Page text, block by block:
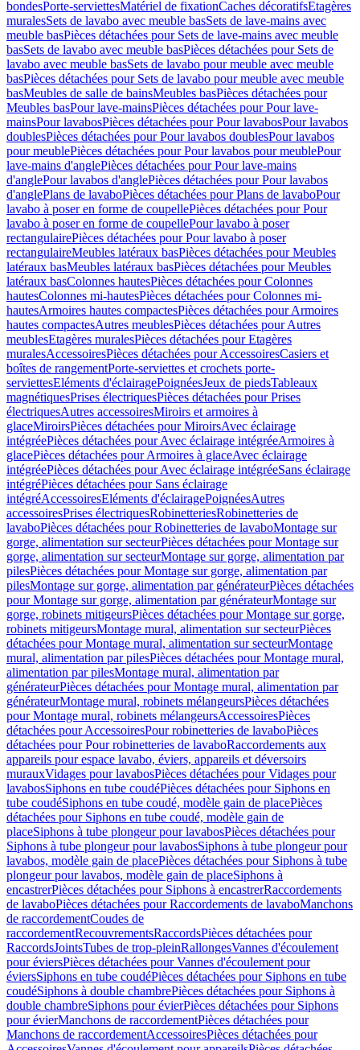
bondesPorte-serviettesMatériel de fixationCaches décoratifsEtagères
muralesSets de lavabo avec meuble basSets de lave-mains avec
meuble basPièces détachées pour Sets de lave-mains avec meuble
basSets de lavabo avec meuble basPièces détachées pour Sets de
lavabo avec meuble basSets de lavabo pour meuble avec meuble
basPièces détachées pour Sets de lavabo pour meuble avec meuble
basMeubles de salle de bainsMeubles basPièces détachées pour
Meubles basPour lave-mainsPièces détachées pour Pour lave-
mainsPour lavabosPièces détachées pour Pour lavabosPour lavabos
doublesPièces détachées pour Pour lavabos doublesPour lavabos
pour meublePièces détachées pour Pour lavabos pour meublePour
lave-mains d'anglePièces détachées pour Pour lave-mains
d'anglePour lavabos d'anglePièces détachées pour Pour lavabos
d'anglePlans de lavaboPièces détachées pour Plans de lavaboPour
lavabo à poser en forme de coupellePièces détachées pour Pour
lavabo à poser en forme de coupellePour lavabo à poser
rectangulairePièces détachées pour Pour lavabo à poser
rectangulaireMeubles latéraux basPièces détachées pour Meubles
latéraux basMeubles latéraux basPièces détachées pour Meubles
latéraux basColonnes hautesPièces détachées pour Colonnes
hautesColonnes mi-hautesPièces détachées pour Colonnes mi-
hautesArmoires hautes compactesPièces détachées pour Armoires
hautes compactesAutres meublesPièces détachées pour Autres
meublesEtagères muralesPièces détachées pour Etagères
muralesAccessoiresPièces détachées pour AccessoiresCasiers et
boîtes de rangementPorte-serviettes et crochets porte-
serviettesEléments d'éclairagePoignéesJeux de piedsTableaux
magnétiquesPrises électriquesPièces détachées pour Prises
électriquesAutres accessoiresMiroirs et armoires à
glaceMiroirsPièces détachées pour MiroirsAvec éclairage
intégréePièces détachées pour Avec éclairage intégréeArmoires à
glacePièces détachées pour Armoires à glaceAvec éclairage
intégréePièces détachées pour Avec éclairage intégréeSans éclairage
intégréPièces détachées pour Sans éclairage
intégréAccessoiresEléments d'éclairagePoignéesAutres
accessoiresPrises électriquesRobinetteriesRobinetteries de
lavaboPièces détachées pour Robinetteries de lavaboMontage sur
gorge, alimentation sur secteurPièces détachées pour Montage sur
gorge, alimentation sur secteurMontage sur gorge, alimentation par
pilesPièces détachées pour Montage sur gorge, alimentation par
pilesMontage sur gorge, alimentation par générateurPièces détachées
pour Montage sur gorge, alimentation par générateurMontage sur
gorge, robinets mitigeursPièces détachées pour Montage sur gorge,
robinets mitigeursMontage mural, alimentation sur secteurPièces
détachées pour Montage mural, alimentation sur secteurMontage
mural, alimentation par pilesPièces détachées pour Montage mural,
alimentation par pilesMontage mural, alimentation par
générateurPièces détachées pour Montage mural, alimentation par
générateurMontage mural, robinets mélangeursPièces détachées
pour Montage mural, robinets mélangeursAccessoiresPièces
détachées pour AccessoiresPour robinetteries de lavaboPièces
détachées pour Pour robinetteries de lavaboRaccordements aux
appareils pour espace lavabo, éviers, appareils et déversoirs
murauxVidages pour lavabosPièces détachées pour Vidages pour
lavabosSiphons en tube coudéPièces détachées pour Siphons en
tube coudéSiphons en tube coudé, modèle gain de placePièces
détachées pour Siphons en tube coudé, modèle gain de
placeSiphons à tube plongeur pour lavabosPièces détachées pour
Siphons à tube plongeur pour lavabosSiphons à tube plongeur pour
lavabos, modèle gain de placePièces détachées pour Siphons à tube
plongeur pour lavabos, modèle gain de placeSiphons à
encastrerPièces détachées pour Siphons à encastrerRaccordements
de lavaboPièces détachées pour Raccordements de lavaboManchons
de raccordementCoudes de
raccordementRecouvrementsRaccordsPièces détachées pour
RaccordsJointsTubes de trop-pleinRallongesVannes d'écoulement
pour éviersPièces détachées pour Vannes d'écoulement pour
éviersSiphons en tube coudéPièces détachées pour Siphons en tube
coudéSiphons à double chambrePièces détachées pour Siphons à
double chambreSiphons pour évierPièces détachées pour Siphons
pour évierManchons de raccordementPièces détachées pour
Manchons de raccordementAccessoiresPièces détachées pour